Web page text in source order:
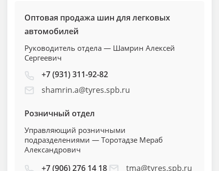
Оптовая продажа шин для легковых
автомобилей
Руководитель отдела — Шамрин Алексей
Сергеевич
+7 (931) 311-92-82
shamrin.a@tyres.spb.ru
Розничный отдел
Управляющий розничными
подразделениями — Торотадзе Мераб
Александрович
+7 (906) 276 14 18 tma@tyres.spb.ru